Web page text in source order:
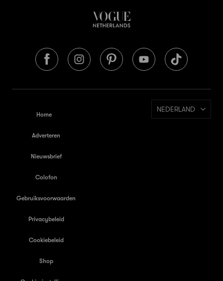
Home
Adverteren
Nieuwsbrief
Colofon
Gebruiksvoorwaarden
Privacybeleid
Cookiebeleid
Shop
NEDERLAND